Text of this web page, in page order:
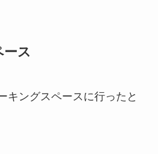
ス
キングスペースに行ったと